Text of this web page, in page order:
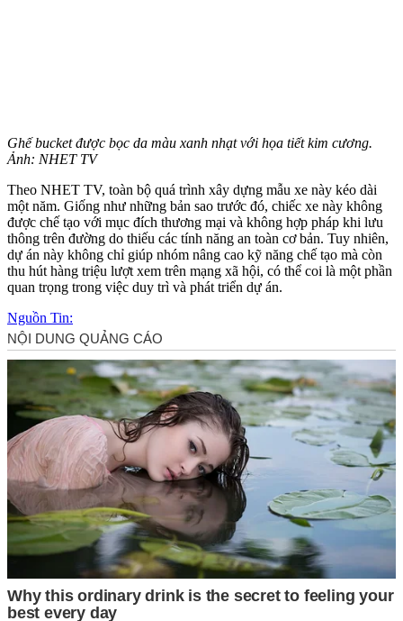
Ghế bucket được bọc d‌a mà‌u xanh nhạt với họa tiết kim cương.
Ảnh: NHET TV
Theo NHET TV, toàn bộ quá trình xây dựng mẫu xe này kéo dài
một năm. Giống như những bản sao trước đó, chiếc xe này không
được chế tạo với mục đích thương mại và không hợp pháp khi lưu
thông trên đường do thiếu các tính năng an toàn cơ bản. Tuy nhiên,
dự án này không chỉ giúp nhóm nâng cao kỹ năng chế tạo mà còn
thu hút hàng triệu lượt xem trên mạng xã hội, có thể coi là một phần
quan trọng trong việc duy trì và phát triển dự án.
Nguồn Tin: